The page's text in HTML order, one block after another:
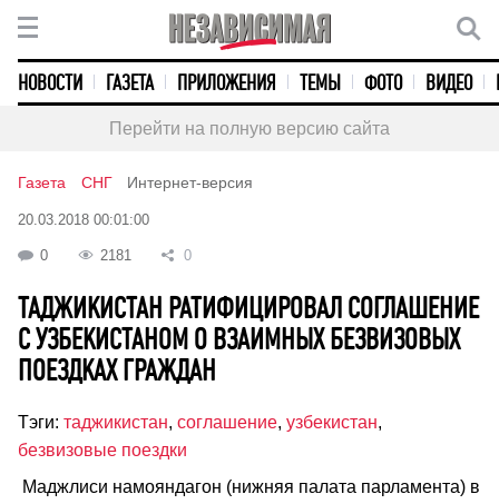
НОВОСТИ ГАЗЕТА ПРИЛОЖЕНИЯ ТЕМЫ ФОТО ВИДЕО
Перейти на полную версию сайта
Газета СНГ Интернет-версия
20.03.2018 00:01:00
0 2181 0
ТАДЖИКИСТАН РАТИФИЦИРОВАЛ СОГЛАШЕНИЕ
С УЗБЕКИСТАНОМ О ВЗАИМНЫХ БЕЗВИЗОВЫХ
ПОЕЗДКАХ ГРАЖДАН
Тэги: таджикистан, соглашение, узбекистан,
безвизовые поездки
Маджлиси намояндагон (нижняя палата парламента) в